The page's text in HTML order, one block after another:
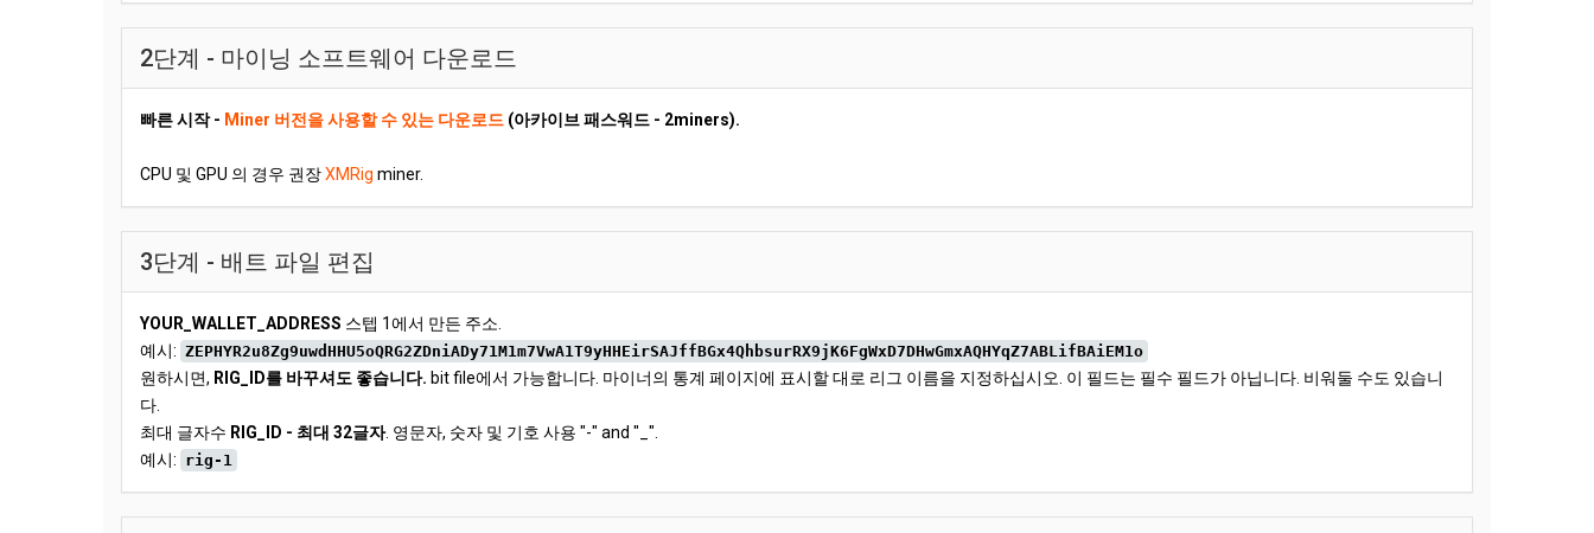
2단계 - 마이닝 소프트웨어 다운로드
빠른 시작 - Miner 버전을 사용할 수 있는 다운로드 (아카이브 패스워드 - 2miners).
CPU 및 GPU 의 경우 권장XMRig miner.
3단계 - 배트 파일 편집
YOUR_WALLET_ADDRESS 스텝 1에서 만든 주소.
예시: ZEPHYR2u8Zg9uwdHHU5oQRG2ZDniADy71M1m7VwA1T9yHHEirSAJffBGx4QhbsurRX9jK6FgWxD7DHwGmxAQHYqZ7ABLifBAiEM1o
원하시면, RIG_ID를 바꾸셔도 좋습니다. bit file에서 가능합니다. 마이너의 통계 페이지에 표시할 대로 리그 이름을 지정하십시오. 이 필드는 필수 필드가 아닙니다. 비워둘 수도 있습니
다.
최대 글자수 RIG_ID - 최대 32글자. 영문자, 숫자 및 기호 사용 "-" and "_".
예시: rig-1